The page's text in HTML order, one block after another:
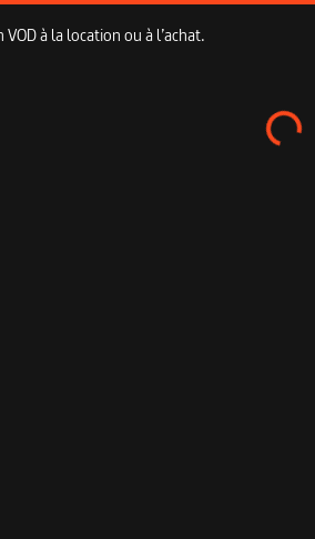
à la location ou à l’achat.